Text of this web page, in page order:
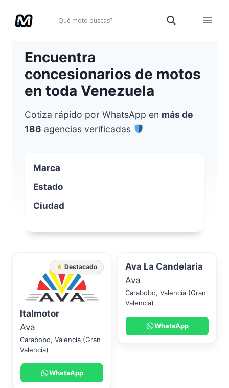
Encuentra
concesionarios de motos
en toda Venezuela
Cotiza rápido por WhatsApp en más de
186 agencias verificadas
Marca
Estado
Ciudad
Italmotor
Ava
Carabobo, Valencia (Gran
Valencia)
WhatsApp
★ Destacado
Ava La Candelaria
Ava
Carabobo, Valencia (Gran
Valencia)
WhatsApp